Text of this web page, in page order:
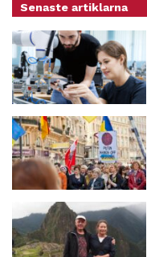
Senaste artiklarna